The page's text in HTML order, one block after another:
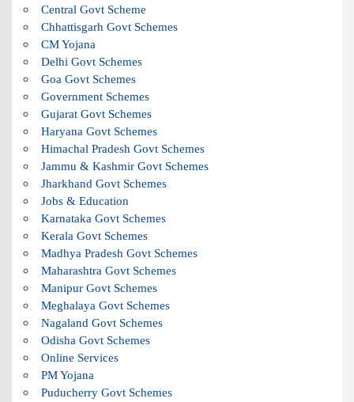
Central Govt Scheme
Chhattisgarh Govt Schemes
CM Yojana
Delhi Govt Schemes
Goa Govt Schemes
Government Schemes
Gujarat Govt Schemes
Haryana Govt Schemes
Himachal Pradesh Govt Schemes
Jammu & Kashmir Govt Schemes
Jharkhand Govt Schemes
Jobs & Education
Karnataka Govt Schemes
Kerala Govt Schemes
Madhya Pradesh Govt Schemes
Maharashtra Govt Schemes
Manipur Govt Schemes
Meghalaya Govt Schemes
Nagaland Govt Schemes
Odisha Govt Schemes
Online Services
PM Yojana
Puducherry Govt Schemes